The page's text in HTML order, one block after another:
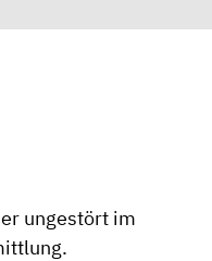
ungestört im